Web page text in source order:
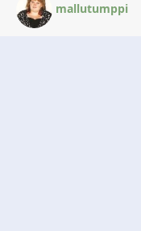
RUOKATEEMAT
mallutumppi